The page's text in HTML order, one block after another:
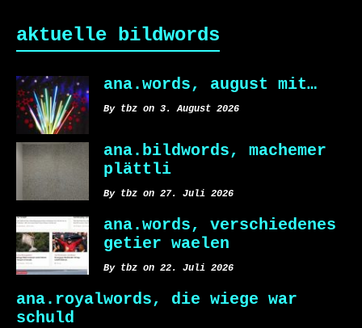
aktuelle bildwords
ana.words, august mit…
By tbz on 3. August 2026
ana.bildwords, machemer
plättli
By tbz on 27. Juli 2026
ana.words, verschiedenes
getier waelen
By tbz on 22. Juli 2026
ana.royalwords, die wiege war
schuld